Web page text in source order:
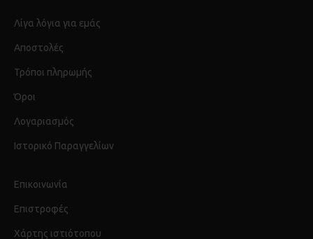
Λίγα λόγια για εμάς
Αποστολές
Τρόποι πληρωμής
Όροι
Λογαριασμός
Ιστορικό Παραγγελίων
Επικοινωνία
Επιστροφές
Χάρτης ιστιότοπου